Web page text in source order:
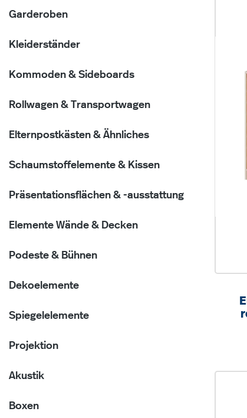
Garderoben
Kleiderständer
Kommoden & Sideboards
Rollwagen & Transportwagen
Elternpostkästen & Ähnliches
Schaumstoffelemente & Kissen
Präsentationsflächen & -ausstattung
Elemente Wände & Decken
Podeste & Bühnen
Dekoelemente
Spiegelelemente
Projektion
Akustik
Boxen